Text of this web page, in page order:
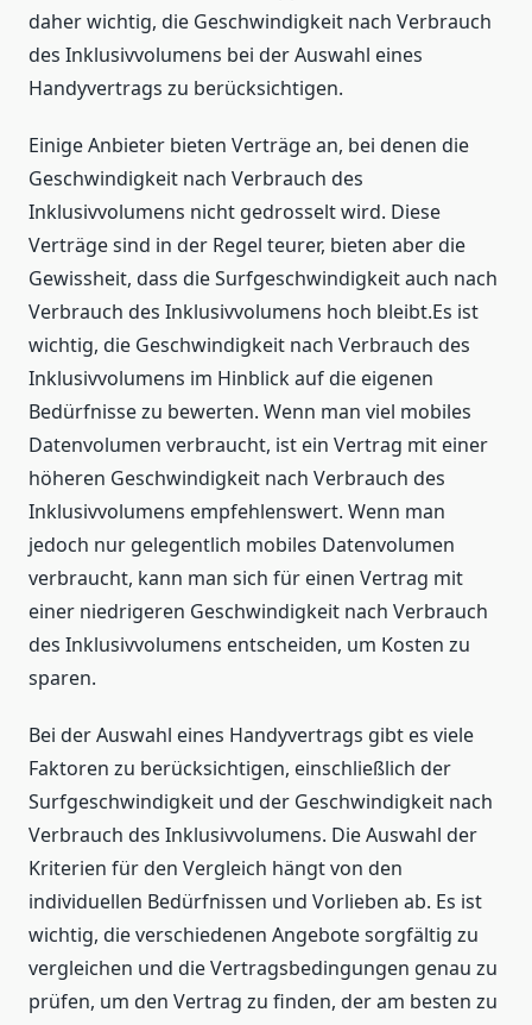
daher wichtig, die Geschwindigkeit nach Verbrauch
des Inklusivvolumens bei der Auswahl eines
Handyvertrags zu berücksichtigen.
Einige Anbieter bieten Verträge an, bei denen die
Geschwindigkeit nach Verbrauch des
Inklusivvolumens nicht gedrosselt wird. Diese
Verträge sind in der Regel teurer, bieten aber die
Gewissheit, dass die Surfgeschwindigkeit auch nach
Verbrauch des Inklusivvolumens hoch bleibt.Es ist
wichtig, die Geschwindigkeit nach Verbrauch des
Inklusivvolumens im Hinblick auf die eigenen
Bedürfnisse zu bewerten. Wenn man viel mobiles
Datenvolumen verbraucht, ist ein Vertrag mit einer
höheren Geschwindigkeit nach Verbrauch des
Inklusivvolumens empfehlenswert. Wenn man
jedoch nur gelegentlich mobiles Datenvolumen
verbraucht, kann man sich für einen Vertrag mit
einer niedrigeren Geschwindigkeit nach Verbrauch
des Inklusivvolumens entscheiden, um Kosten zu
sparen.
Bei der Auswahl eines Handyvertrags gibt es viele
Faktoren zu berücksichtigen, einschließlich der
Surfgeschwindigkeit und der Geschwindigkeit nach
Verbrauch des Inklusivvolumens. Die Auswahl der
Kriterien für den Vergleich hängt von den
individuellen Bedürfnissen und Vorlieben ab. Es ist
wichtig, die verschiedenen Angebote sorgfältig zu
vergleichen und die Vertragsbedingungen genau zu
prüfen, um den Vertrag zu finden, der am besten zu